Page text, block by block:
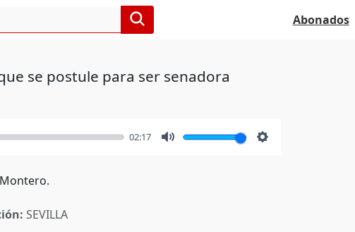
Abonados
se postule para ser senadora
02:17
SEVILLA